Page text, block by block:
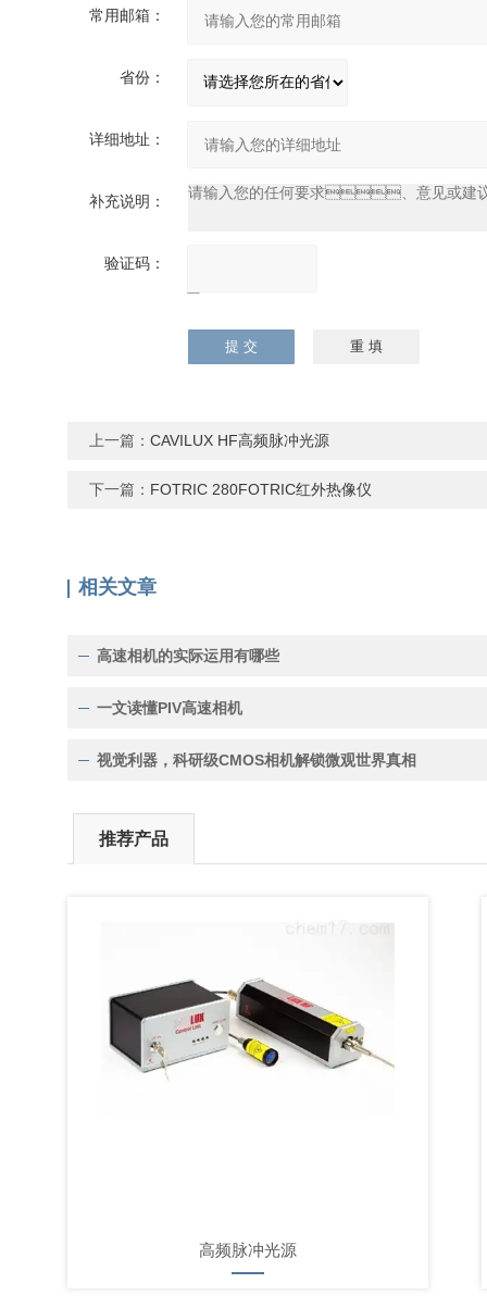
常用邮箱：
省份：
详细地址：
补充说明：
验证码：
请输入计算结果
=7
上一篇： CAVILUX HF高频脉冲光源
下一篇： FOTRIC 280FOTRIC红外热像仪
相关文章
高速相机的实际运用有哪些
一文读懂PIV高速相机
视觉利器，科研级CMOS相机解锁微观世界真相
推荐产品
高频脉冲光源